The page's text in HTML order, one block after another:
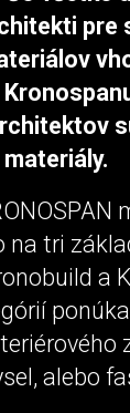
pre
tri
a
alebo